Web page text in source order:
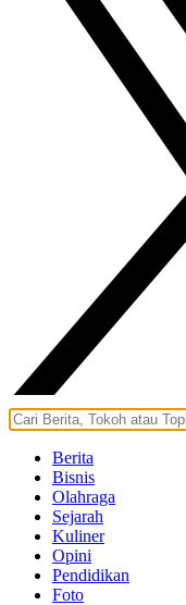
Berita
Bisnis
Olahraga
Sejarah
Kuliner
Opini
Pendidikan
Foto